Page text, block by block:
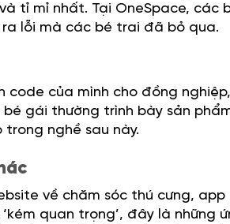
tỉ mỉ nhất. Tại OneSpace, các
lỗi mà các bé trai đã bỏ qua.
code của mình cho đồng nghiệp,
bé gái thường trình bày sản
nghề sau này.
về chăm sóc thú cưng, app
quan trọng’, đây là những